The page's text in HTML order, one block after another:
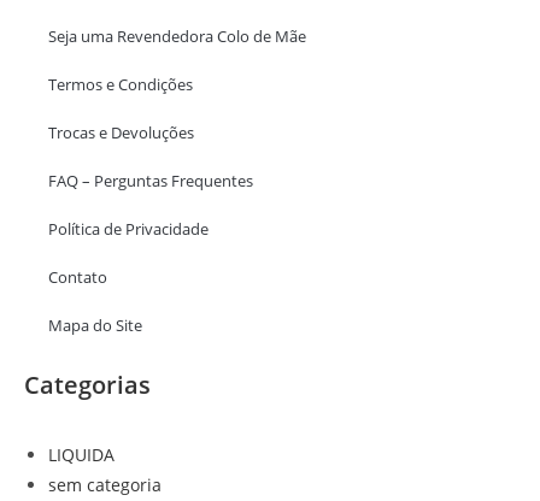
Seja uma Revendedora Colo de Mãe
Termos e Condições
Trocas e Devoluções
FAQ – Perguntas Frequentes
Política de Privacidade
Contato
Mapa do Site
Categorias
LIQUIDA
sem categoria